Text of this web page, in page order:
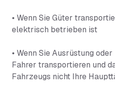
• Wenn Sie Güter
elektrisch betrieben ist
• Wenn Sie Ausrüstung
Fahrer transportieren und
Fahrzeugs nicht Ihre